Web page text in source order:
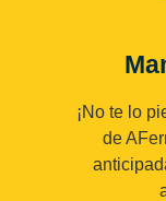
¡No te lo
de